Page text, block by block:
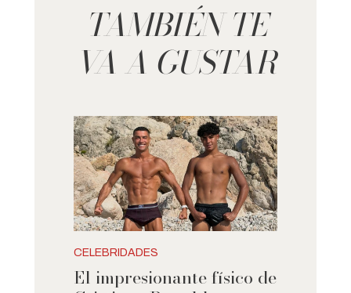
TAMBIÉN TE
VA A GUSTAR
CELEBRIDADES
El impresionante físico de